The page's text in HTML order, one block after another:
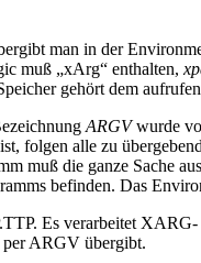
man in der
muß „xArg“ enthalten,
gehört dem
ARGVwurde
folgen alle zu
muß die ganze Sache
befinden. Das
Es verarbeitet
ARGV übergibt.